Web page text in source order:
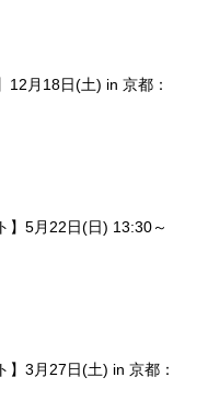
12月18日(土) in 京都：
】5月22日(日) 13:30～
】3月27日(土) in 京都：